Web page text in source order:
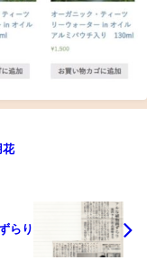
花
らり